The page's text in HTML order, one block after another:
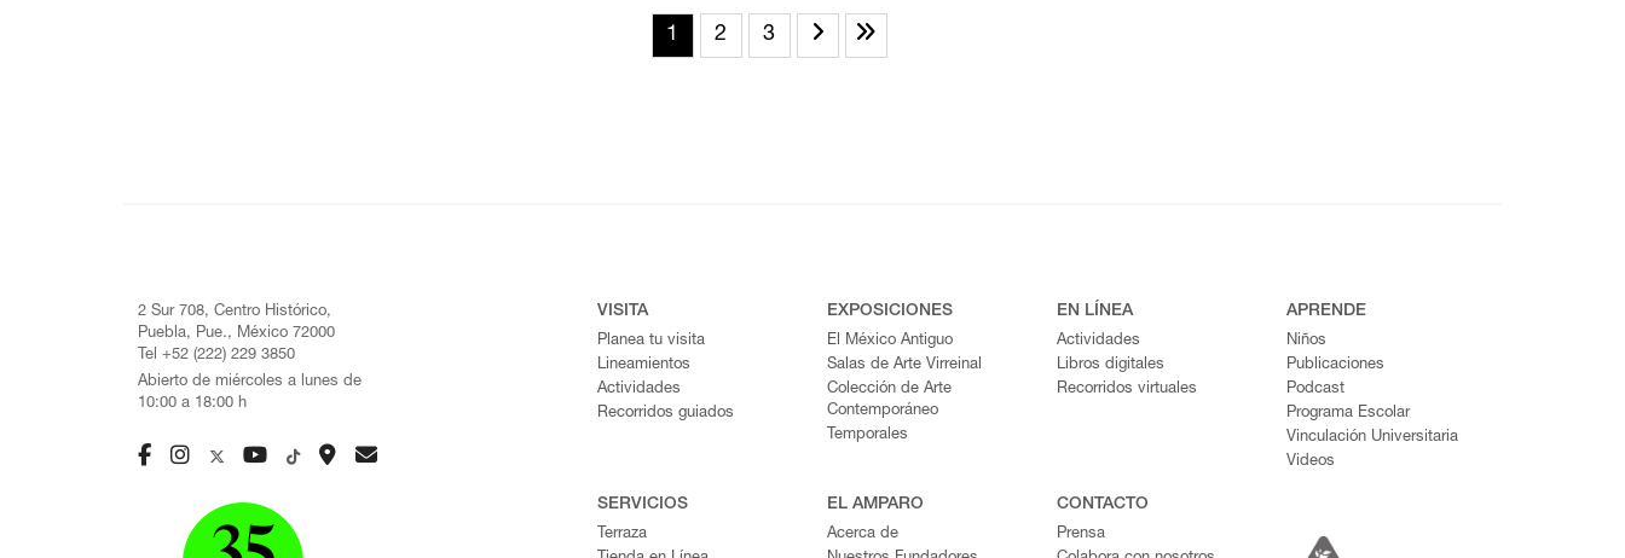
1 2 3
2 Sur 708, Centro Histórico,
Puebla, Pue., México 72000
Tel +52 (222) 229 3850
Abierto de miércoles a lunes de
10:00 a 18:00 h
VISITA
Planea tu visita
Lineamientos
Actividades
Recorridos guiados
EXPOSICIONES
El México Antiguo
Salas de Arte Virreinal
Colección de Arte
Contemporáneo
Temporales
EN LÍNEA
Actividades
Libros digitales
Recorridos virtuales
APRENDE
Niños
Publicaciones
Podcast
Programa Escolar
Vinculación Universitaria
Videos
SERVICIOS
Terraza
EL AMPARO
Acerca de
CONTACTO
Prensa